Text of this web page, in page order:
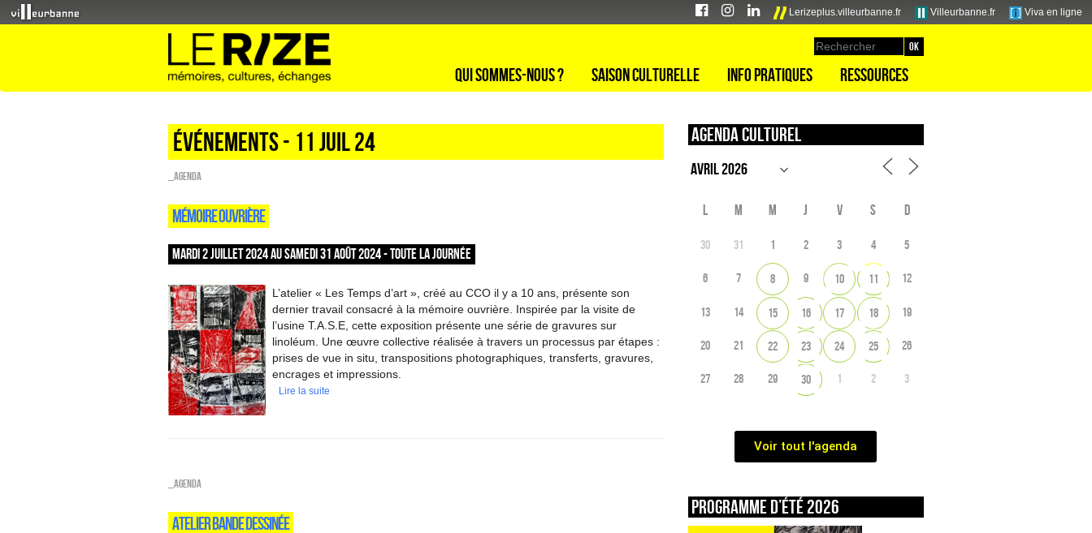
Lerizeplus.villeurbanne.fr Villeurbanne.fr Viva en ligne
Qui sommes-nous ? Saison culturelle Info pratiques Ressources
Événements - 11 Juil 24
_Agenda
MÉMOIRE OUVRIÈRE
MARDI 2 JUILLET 2024 AU SAMEDI 31 AOÛT 2024 - TOUTE LA JOURNÉE
L’atelier « Les Temps d’art », créé au CCO il y a 10 ans, présente son
dernier travail consacré à la mémoire ouvrière. Inspirée par la visite de
l’usine T.A.S.E, cette exposition présente une série de gravures sur
linoléum. Une œuvre collective réalisée à travers un processus par étapes :
prises de vue in situ, transpositions photographiques, transferts, gravures,
encrages et impressions.
Lire la suite
_Agenda
ATELIER BANDE DESSINÉE
Agenda culturel
L M M J V S D
30 31 1 2 3 4 5
6 7 8 9 10 11 12
13 14 15 16 17 18 19
20 21 22 23 24 25 26
27 28 29 30 1 2 3
Voir tout l'agenda
Programme d’été 2026